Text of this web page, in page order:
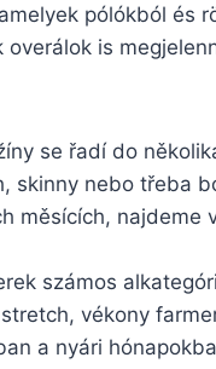
pólókból és
is
se řadí do
skinny nebo třeba
měsících,
számos
vékony
a nyári